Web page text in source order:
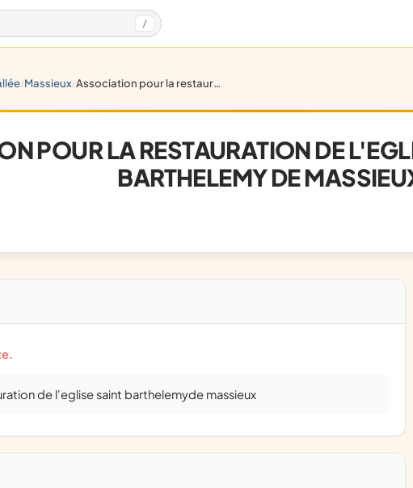
/
/ massieux/ association pour la restauration de l'eglise paroissiale saint barthelemy de massieux
POUR LA RESTAURATION DE
BARTHELEMY DE
de l'eglise saint barthelemyde massieux